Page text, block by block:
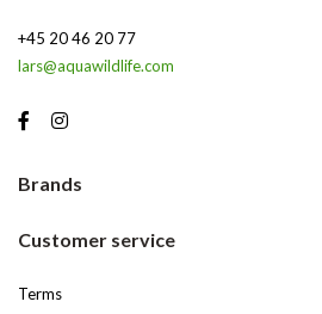
+45 20 46 20 77
lars@aquawildlife.com
Brands
Customer service
Terms